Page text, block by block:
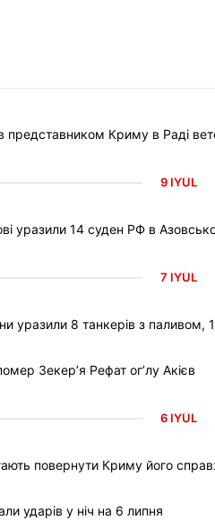
Криму в Раді
9 IYÜL
уразили 14 суден РФ в
7 IYÜL
уразили 8 танкерів з
Зекерʼя Рефат огʼлу Акієв
6 IYÜL
повернути Криму його
ударів у ніч на 6 липня